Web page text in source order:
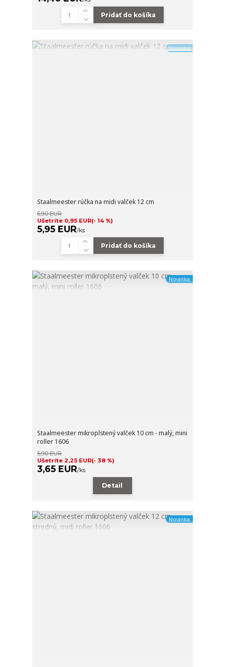
Pridať do košíka
Novinka
Staalmeester rúčka na midi valček 12 cm
6,90 EUR
Ušetríte 0,95 EUR(- 14 %)
5,95 EUR/ks
Pridať do košíka
Novinka
Staalmeester mikroplstený valček 10 cm - malý, mini
roller 1606
5,90 EUR
Ušetríte 2,25 EUR(- 38 %)
3,65 EUR/ks
Detail
Novinka